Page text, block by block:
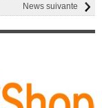
News suivante